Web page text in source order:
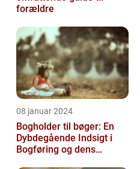
forældre
08 januar 2024
Bogholder til bøger: En
Dybdegående Indsigt i
Bogføring og dens